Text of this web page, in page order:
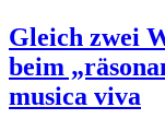
Gleich zwei
beim
musica viva